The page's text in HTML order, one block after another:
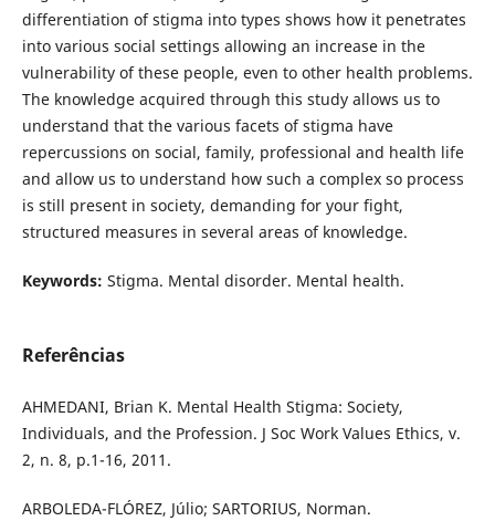
differentiation of stigma into types shows how it penetrates
into various social settings allowing an increase in the
vulnerability of these people, even to other health problems.
The knowledge acquired through this study allows us to
understand that the various facets of stigma have
repercussions on social, family, professional and health life
and allow us to understand how such a complex so process
is still present in society, demanding for your fight,
structured measures in several areas of knowledge.
Keywords: Stigma. Mental disorder. Mental health.
Referências
AHMEDANI, Brian K. Mental Health Stigma: Society,
Individuals, and the Profession. J Soc Work Values Ethics, v.
2, n. 8, p.1-16, 2011.
ARBOLEDA-FLÓREZ, Júlio; SARTORIUS, Norman.